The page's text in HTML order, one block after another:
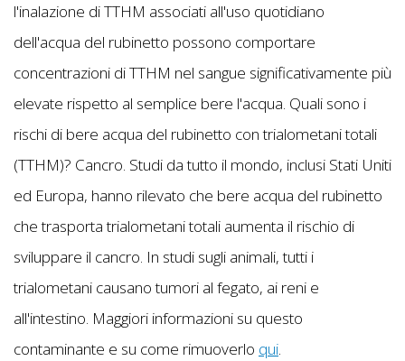
l'inalazione di TTHM associati all'uso quotidiano
dell'acqua del rubinetto possono comportare
concentrazioni di TTHM nel sangue significativamente più
elevate rispetto al semplice bere l'acqua. Quali sono i
rischi di bere acqua del rubinetto con trialometani totali
(TTHM)? Cancro. Studi da tutto il mondo, inclusi Stati Uniti
ed Europa, hanno rilevato che bere acqua del rubinetto
che trasporta trialometani totali aumenta il rischio di
sviluppare il cancro. In studi sugli animali, tutti i
trialometani causano tumori al fegato, ai reni e
all'intestino. Maggiori informazioni su questo
contaminante e su come rimuoverlo qui.